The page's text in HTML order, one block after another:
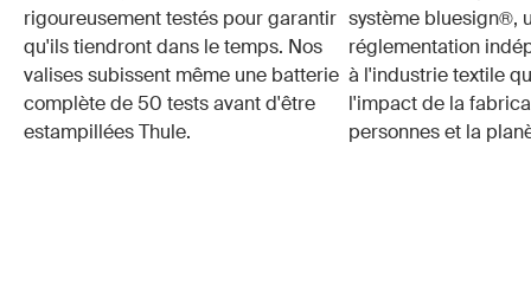
rigoureusement testés pour garantir
qu'ils tiendront dans le temps. Nos
valises subissent même une batterie
complète de 50 tests avant d'être
estampillées Thule.
système bluesign®,
réglementation
à l'industrie textile
l'impact de la
personnes et la